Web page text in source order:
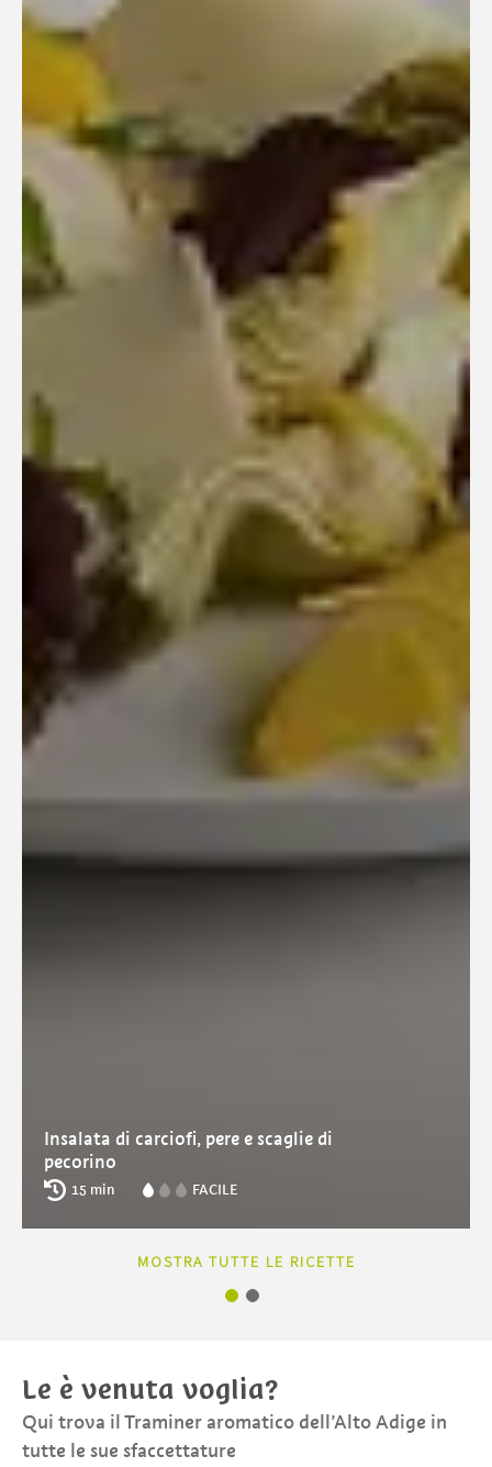
Insalata di carciofi, pere e scaglie di
pecorino
15 min FACILE
MOSTRA TUTTE LE RICETTE
Le è venuta voglia?
Qui trova il Traminer aromatico dell’Alto Adige in
tutte le sue sfaccettature